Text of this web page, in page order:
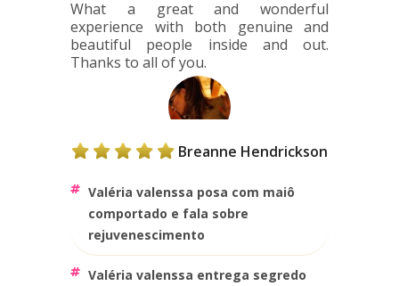
What a great and wonderful
experience with both genuine and
beautiful people inside and out.
Thanks to all of you.
Breanne Hendrickson
valéria valenssa posa com maiô
comportado e fala sobre
rejuvenescimento
valéria valenssa entrega segredo